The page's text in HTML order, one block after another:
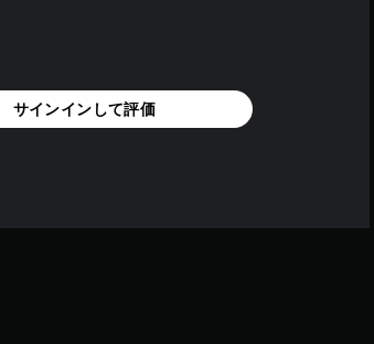
サインインして評価